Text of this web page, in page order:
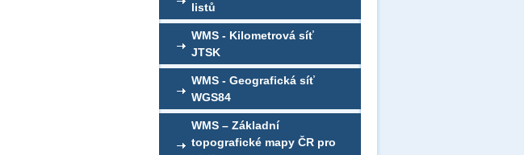
listů
WMS - Kilometrová síť
JTSK
WMS - Geografická síť
WGS84
WMS – Základní
topografické mapy ČR pro